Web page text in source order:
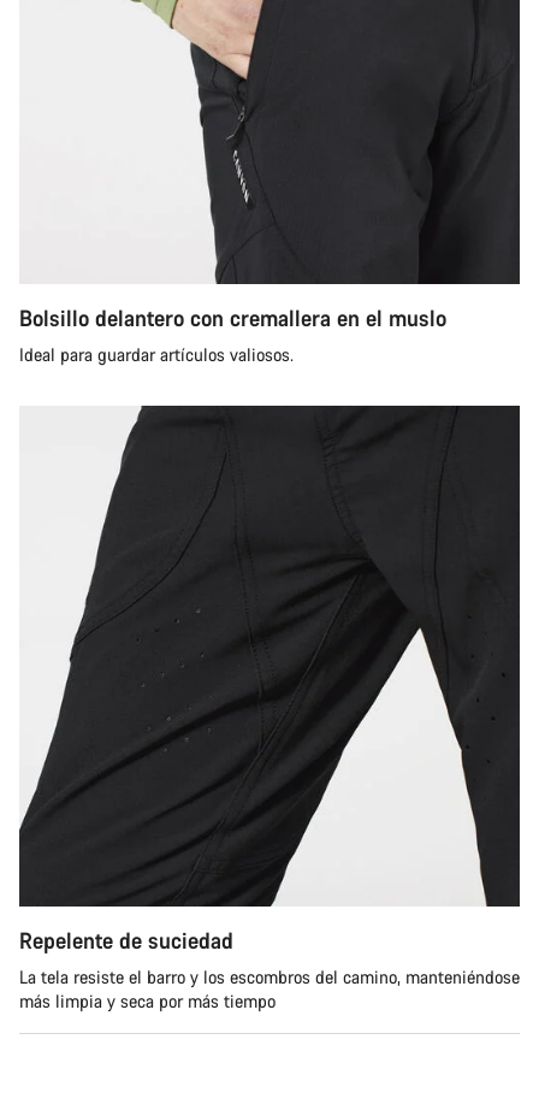
Bolsillo delantero con cremallera en el muslo
Ideal para guardar artículos valiosos.
Repelente de suciedad
La tela resiste el barro y los escombros del camino, manteniéndose
más limpia y seca por más tiempo